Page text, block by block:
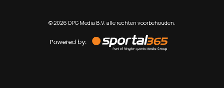
©2026 DPG Media B.V. alle rechten voorbehouden.
by
Sportal365